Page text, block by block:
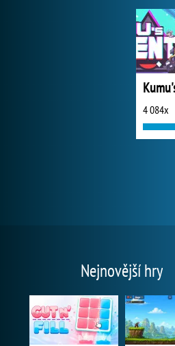
4 084x
Nejnovější hry